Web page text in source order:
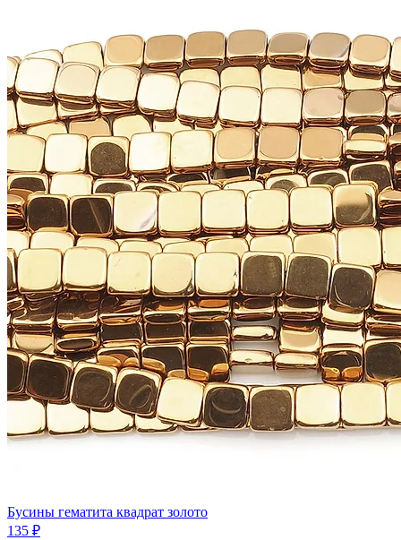
Бусины гематита квадрат золото
135 ₽